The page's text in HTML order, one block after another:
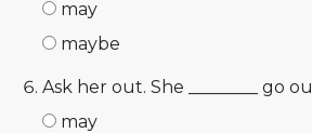
may
maybe
Ask her out. She ________ go
may